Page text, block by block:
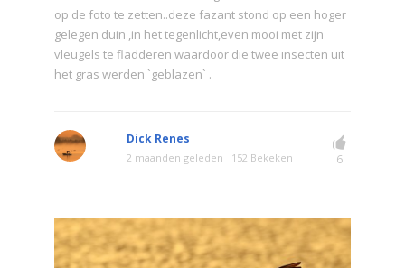
op de foto te zetten..deze fazant stond op een hoger
gelegen duin ,in het tegenlicht,even mooi met zijn
vleugels te fladderen waardoor die twee insecten uit
het gras werden `geblazen` .
Dick Renes
2 maanden geleden 152 Bekeken 6